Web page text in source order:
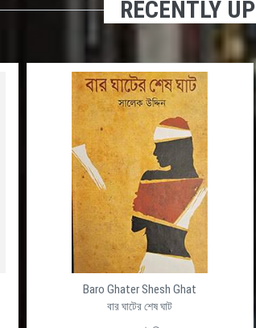
RECENTLY
Baro Ghater Shesh Ghat
বার ঘাটের শেষ ঘাট